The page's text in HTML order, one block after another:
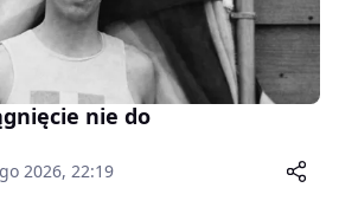
nie do
2026, 22:19